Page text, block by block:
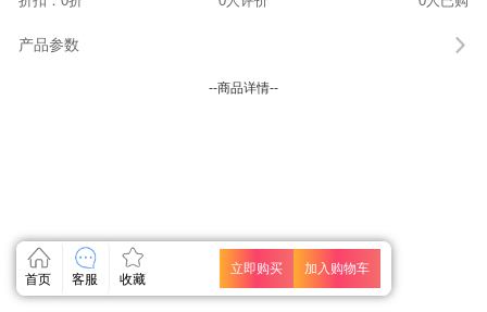
产品参数
--商品详情--
关闭
关闭
关闭
关闭
关闭
关闭
首页 客服 收藏
加入购物车
立即购买